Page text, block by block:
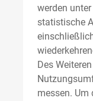
werden
statistische
Des
messen.